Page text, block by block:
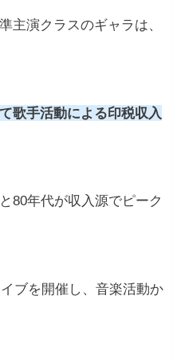
主演クラスのギャラは、
歌手活動による印税収入
80年代が収入源でピーク
ブを開催し、音楽活動か